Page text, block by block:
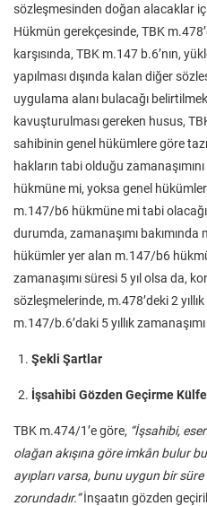
sözleşmesinden doğan alacaklar
Hükmün gerekçesinde, TBK
karşısında, TBK m.147 b.6’nın,
yapılması dışında kalan diğer
uygulama alanı bulacağı
kavuşturulması gereken husus,
sahibinin genel hükümlere göre
hakların tabi olduğu
hükmüne mi, yoksa genel
m.147/b6 hükmüne mi tabi
durumda, zamanaşımı
hükümler yer alan m.147/b6
zamanaşımı süresi 5 yıl olsa da,
sözleşmelerinde, m.478’deki 2
m.147/b.6’daki 5 yıllık
Şekli Şartlar
İşsahibi Gözden Geçirme
TBK m.474/1’e göre, “İşsahibi,
olağan akışına göre imkân bulur
ayıpları varsa, bunu uygun bir
zorundadır.”İnşaatın gözden